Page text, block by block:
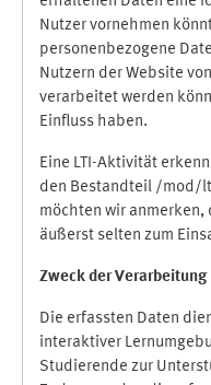
Nutzer vornehmen
personenbezogene
Nutzern der Website
verarbeitet werden
Einfluss haben.
Eine LTI-Aktivität
den Bestandteil /mod/
möchten wir
äußerst selten zum
Zweck der Verarbeitung
Die erfassten Daten
interaktiver
Studierende zur